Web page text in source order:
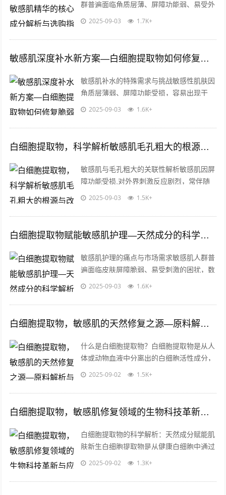
群普遍面临角质层薄、屏障功能弱、易受外
界刺激的困扰，传统护肤成分常因分子量过
2025-09-03 1.7K+
敏感肌深度补水新方案—白细胞提取物如何修复脆弱屏障
敏感肌补水的特殊需求与挑战敏感性肌肤因
角质层薄弱、屏障功能受损，容易出现干
燥、泛红、刺痛等问题，传统补水成分如透
却...
2025-09-03 1.6K+
白细胞提取物，科学解析敏感肌毛孔粗大的根源与改善方案
敏感肌与毛孔粗大的关联性解析敏感肌因屏
障功能受损,对外界刺激反应剧烈，常伴随
泛红、干燥或瘙痒等问题，研究发现，炎症
2025-09-03 1.5K+
白细胞提取物赋能敏感肌护理—天然成分的科学解析与产品适配性探讨
敏感肌护理的痛点与市场需求敏感肌人群普
遍面临皮肤屏障脆弱、易受刺激的困扰，数
据显示，全球近50%消费者自述存在敏感肌
2025-09-03 1.6K+
白细胞提取物，敏感肌的天然修复之源—原料解析与批发指南
什么是白细胞提取物？白细胞提取物是从人
体或动物血液中分离出的白细胞活性成分，
富含多种生物活性物质，包括细胞因子、生
2025-09-02 1.5K+
白细胞提取物，敏感肌修复领域的生物科技革新与应用解析
白细胞提取物的科学解析：天然成分赋能肌
肤新生白细胞提取物是从健康白细胞中通过
生物技术分离纯化得到的活性成分，富含多
2025-09-02 1.3K+